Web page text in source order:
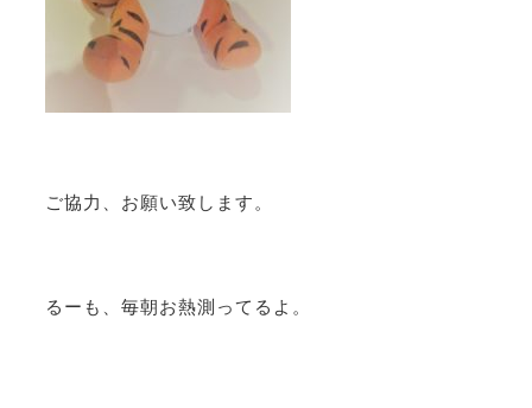
ご協力、お願い致します。
るーも、毎朝お熱測ってるよ。